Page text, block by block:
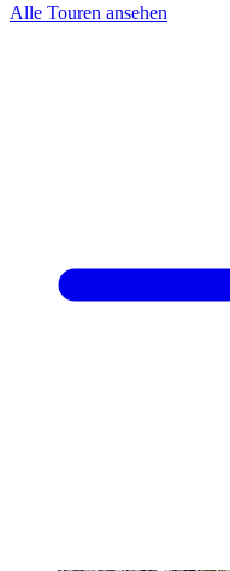
Alle Touren ansehen